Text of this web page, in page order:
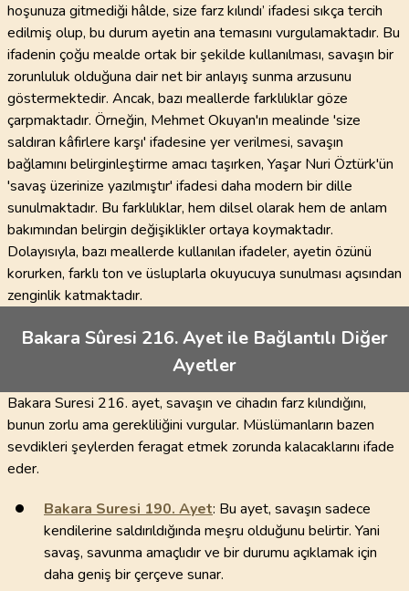
hoşunuza gitmediği hâlde, size farz kılındı’ ifadesi sıkça tercih
edilmiş olup, bu durum ayetin ana temasını vurgulamaktadır. Bu
ifadenin çoğu mealde ortak bir şekilde kullanılması, savaşın bir
zorunluluk olduğuna dair net bir anlayış sunma arzusunu
göstermektedir. Ancak, bazı meallerde farklılıklar göze
çarpmaktadır. Örneğin, Mehmet Okuyan'ın mealinde 'size
saldıran kâfirlere karşı' ifadesine yer verilmesi, savaşın
bağlamını belirginleştirme amacı taşırken, Yaşar Nuri Öztürk'ün
'savaş üzerinize yazılmıştır' ifadesi daha modern bir dille
sunulmaktadır. Bu farklılıklar, hem dilsel olarak hem de anlam
bakımından belirgin değişiklikler ortaya koymaktadır.
Dolayısıyla, bazı meallerde kullanılan ifadeler, ayetin özünü
korurken, farklı ton ve üsluplarla okuyucuya sunulması açısından
zenginlik katmaktadır.
Bakara Sûresi 216. Ayet ile Bağlantılı Diğer
Ayetler
Bakara Suresi 216. ayet, savaşın ve cihadın farz kılındığını,
bunun zorlu ama gerekliliğini vurgular. Müslümanların bazen
sevdikleri şeylerden feragat etmek zorunda kalacaklarını ifade
eder.
Bakara Suresi 190. Ayet: Bu ayet, savaşın sadece
kendilerine saldırıldığında meşru olduğunu belirtir. Yani
savaş, savunma amaçlıdır ve bir durumu açıklamak için
daha geniş bir çerçeve sunar.